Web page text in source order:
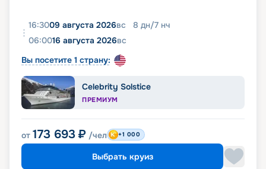
16:3009 августа 2026вс 8 дн/7 нч
06:0016 августа 2026вс
Вы посетите 1 страну:
Celebrity Solstice
ПРЕМИУМ
от 173 693 ₽ /чел +1 000
Выбрать круиз